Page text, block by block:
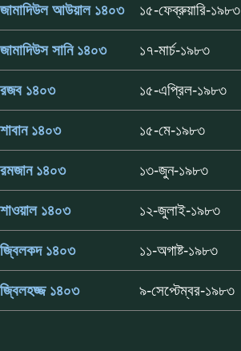
জামাদিউল আউয়াল ১৪০৩ ১৫-ফেব্রুয়ারি-১৯৮৩
জামাদিউস সানি ১৪০৩ ১৭-মার্চ-১৯৮৩
রজব ১৪০৩ ১৫-এপ্রিল-১৯৮৩
শাবান ১৪০৩ ১৫-মে-১৯৮৩
রমজান ১৪০৩ ১৩-জুন-১৯৮৩
শাওয়াল ১৪০৩ ১২-জুলাই-১৯৮৩
জ্বিলকদ ১৪০৩ ১১-অগাষ্ট-১৯৮৩
জ্বিলহজ্জ ১৪০৩ ৯-সেপ্টেম্বর-১৯৮৩